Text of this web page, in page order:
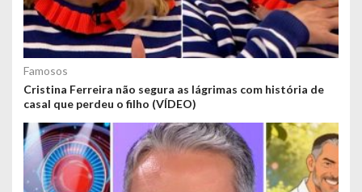
Famosos
Cristina Ferreira não segura as lágrimas com história de
casal que perdeu o filho (VÍDEO)